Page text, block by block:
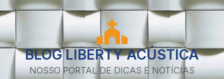
BLOG LIBERTY ACÚSTICA
NOSSO PORTAL DE DICAS E NOTÍCIAS